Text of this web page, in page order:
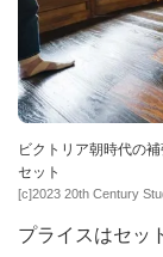
ビクトリア朝時代の
セット
[c]2023 20th Century
プライスはセッ